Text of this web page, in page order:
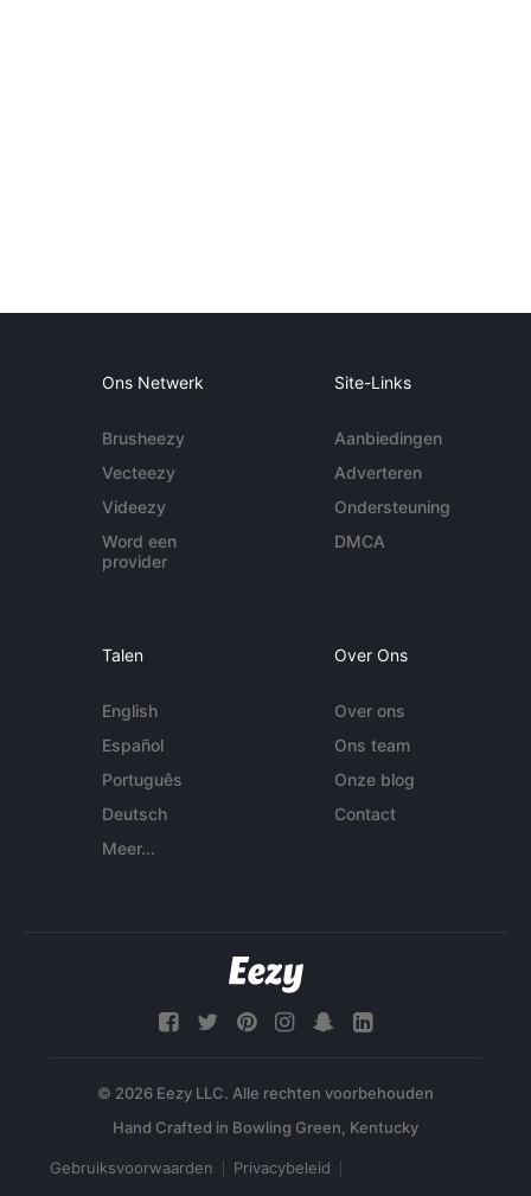
Ons Netwerk
Brusheezy
Vecteezy
Videezy
Word een
provider
Site-Links
Aanbiedingen
Adverteren
Ondersteuning
DMCA
Talen
English
Español
Português
Deutsch
Meer...
Over Ons
Over ons
Ons team
Onze blog
Contact
© 2026 Eezy LLC. Alle rechten voorbehouden
Gebruiksvoorwaarden Privacybeleid